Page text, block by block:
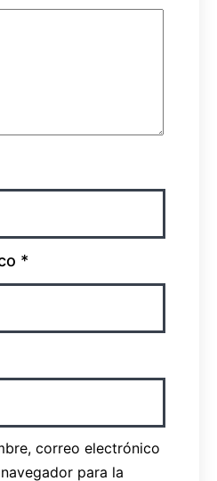
*
correo electrónico
para la